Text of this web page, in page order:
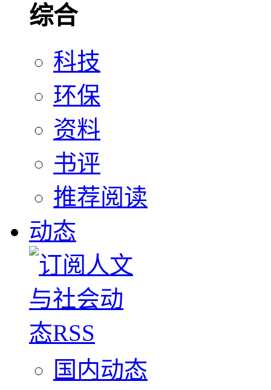
综合
科技
环保
资料
书评
推荐阅读
动态
国内动态